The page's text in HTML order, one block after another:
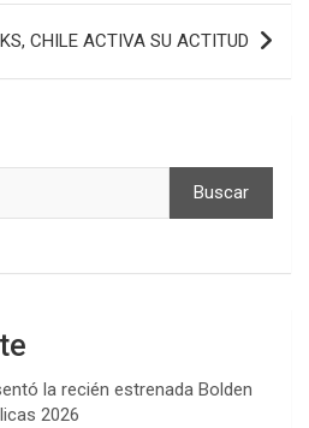
CHILE ACTIVA SU ACTITUD
Buscar
la recién estrenada Bolden
2026